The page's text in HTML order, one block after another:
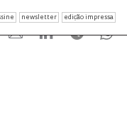
newsletter edição impressa